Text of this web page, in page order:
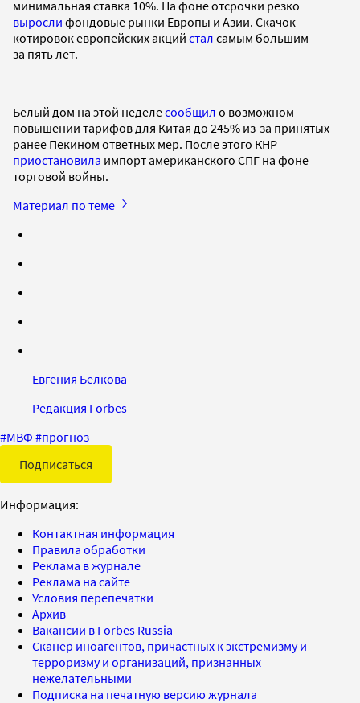
минимальная ставка 10%. На фоне отсрочки резко
выросли фондовые рынки Европы и Азии. Скачок
котировок европейских акций стал самым большим
за пять лет.
Белый дом на этой неделесообщил о возможном
повышении тарифов для Китая до 245% из-за принятых
ранее Пекином ответных мер. После этого КНР
приостановила импорт американского СПГ на фоне
торговой войны.
Материал по теме
Евгения Белкова
Редакция Forbes
#МВФ #прогноз
Подписаться
Информация:
Контактная информация
Правила обработки
Реклама в журнале
Реклама на сайте
Условия перепечатки
Архив
Вакансии в Forbes Russia
Сканер иноагентов, причастных к экстремизму и
терроризму и организаций, признанных
нежелательными
Подписка на печатную версию журнала